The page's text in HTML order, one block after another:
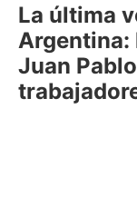
La última
Argentina:
Juan